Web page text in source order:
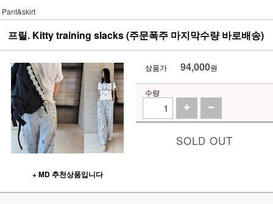
Pant&skirt
프릴. Kitty training slacks (주문폭주 마지막수량 바로배송)
+ MD 추천상품입니다
상품가 94,000원
수량
SOLD OUT